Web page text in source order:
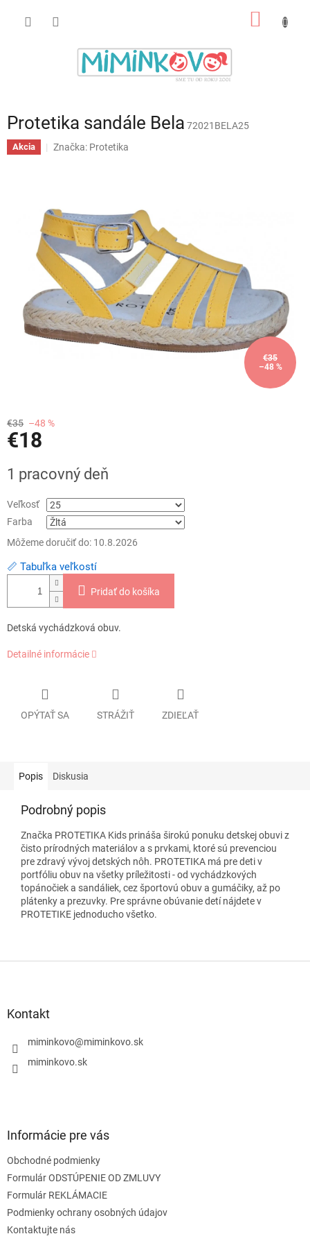
Protetika sandále Bela 72021BELA25
Akcia Značka: Protetika
€35
–48 %
€35 –48 %
€18
cena:
1 pracovný deň
Veľkosť
Farba
Môžeme doručiť do: 10.8.2026
📏 Tabuľka veľkostí
Pridať do košíka
Detská vychádzková obuv.
Detailné informácie
OPÝTAŤ SA STRÁŽIŤ ZDIEĽAŤ
Popis Diskusia
Podrobný popis
Značka PROTETIKA Kids prináša širokú ponuku detskej obuvi z
čisto prírodných materiálov a s prvkami, ktoré sú prevenciou
pre zdravý vývoj detských nôh. PROTETIKA má pre deti v
portfóliu obuv na všetky príležitosti - od vychádzkových
topánočiek a sandáliek, cez športovú obuv a gumáčiky, až po
plátenky a prezuvky. Pre správne obúvanie detí nájdete v
PROTETIKE jednoducho všetko.
Kontakt
miminkovo@miminkovo.sk
miminkovo.sk
Informácie pre vás
Obchodné podmienky
Formulár ODSTÚPENIE OD ZMLUVY
Formulár REKLÁMACIE
Podmienky ochrany osobných údajov
Kontaktujte nás